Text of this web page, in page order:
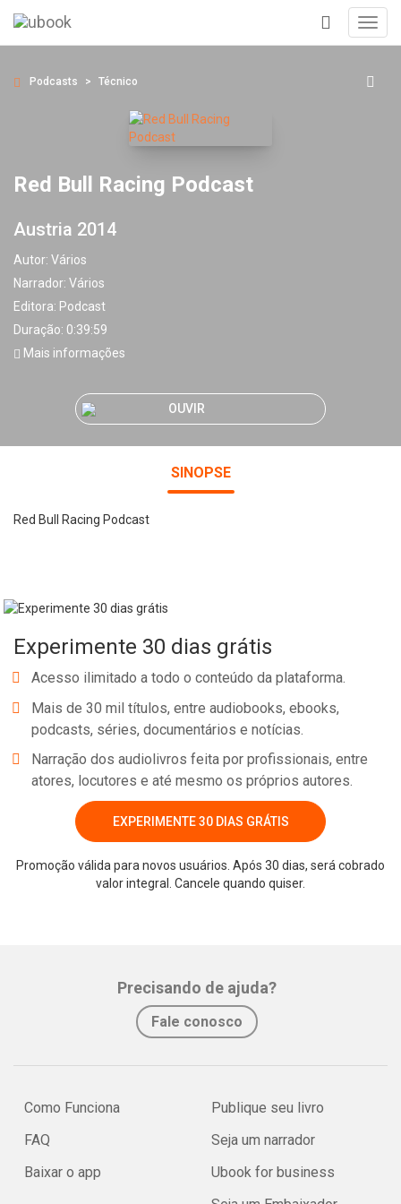
+
Podcasts Técnico
Red Bull Racing Podcast
Austria 2014
Autor: Vários
Narrador: Vários
Editora: Podcast
Duração: 0:39:59
Mais informações
OUVIR
SINOPSE
Red Bull Racing Podcast
Experimente 30 dias grátis
Acesso ilimitado a todo o conteúdo da plataforma.
Mais de 30 mil títulos, entre audiobooks, ebooks,
podcasts, séries, documentários e notícias.
Narração dos audiolivros feita por profissionais, entre
atores, locutores e até mesmo os próprios autores.
EXPERIMENTE 30 DIAS GRÁTIS
Promoção válida para novos usuários. Após 30 dias, será cobrado
valor integral. Cancele quando quiser.
Precisando de ajuda?
Fale conosco
Como Funciona
FAQ
Baixar o app
Publique seu livro
Seja um narrador
Ubook for business